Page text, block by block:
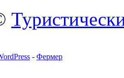
- Фермер